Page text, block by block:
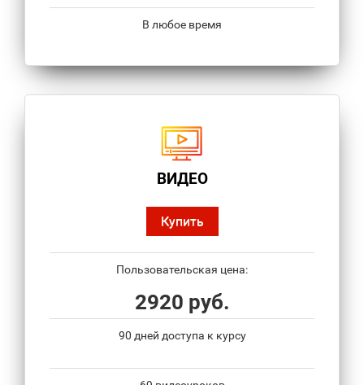
В любое время
ВИДЕО
Купить
Пользовательская цена:
2920 руб.
90 дней доступа к курсу